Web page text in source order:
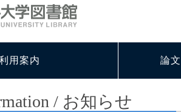
用案内 論
/ お知らせ